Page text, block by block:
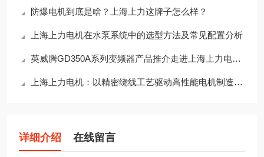
防爆电机到底是啥？上海上力这牌子怎么样？
上海上力电机在水泵系统中的选型方法及常见配置分析
英威腾GD350A系列变频器产品推介走进上海上力电机 共建高效工业驱动解决方案
上海上力电机：以精密绕线工艺驱动高性能电机制造升级
详细介绍 在线留言